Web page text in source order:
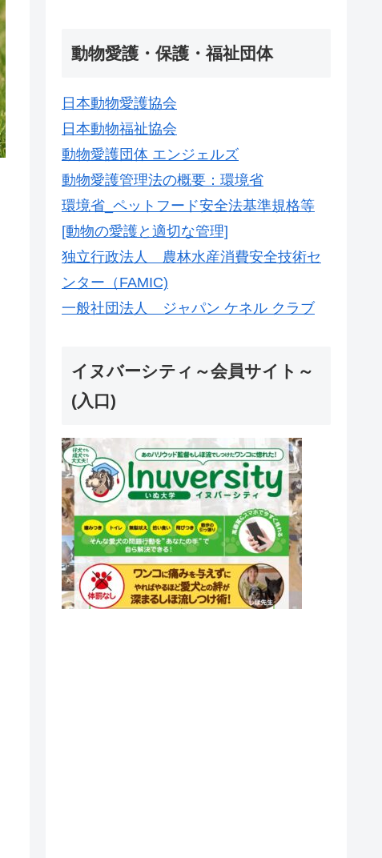
動物愛護・保護・福祉団体
日本動物愛護協会
日本動物福祉協会
動物愛護団体 エンジェルズ
動物愛護管理法の概要：環境省
環境省_ペットフード安全法基準規格等
[動物の愛護と適切な管理]
独立行政法人 農林水産消費安全技術セ
ンター（FAMIC)
一般社団法人 ジャパン ケネル クラブ
イヌバーシティ～会員サイト～
(入口)